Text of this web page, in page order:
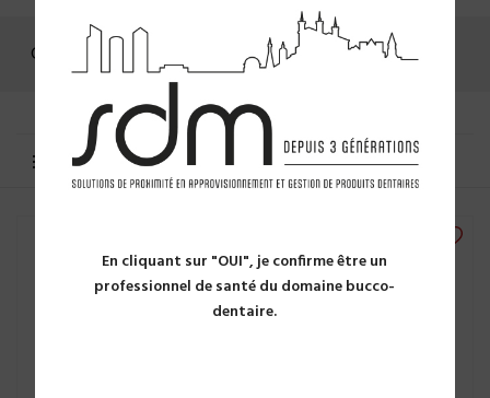
En cliquant sur "OUI", je confirme être un
professionnel de santé du domaine bucco-
dentaire.
Connexion
MENU